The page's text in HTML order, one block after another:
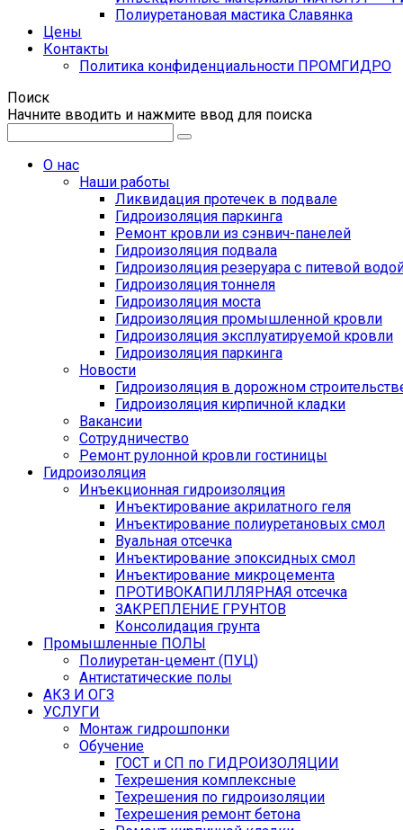
Полиуретановая мастика Славянка
Цены
Контакты
Политика конфиденциальности ПРОМГИДРО
Поиск
Начните вводить и нажмите ввод для поиска
О нас
Наши работы
Ликвидация протечек в подвале
Гидроизоляция паркинга
Ремонт кровли из сэнвич-панелей
Гидроизоляция подвала
Гидроизоляция резеруара с питевой
Гидроизоляция тоннеля
Гидроизоляция моста
Гидроизоляция промышленной кровли
Гидроизоляция эксплуатируемой кровли
Гидроизоляция паркинга
Новости
Гидроизоляция в дорожном
Гидроизоляция кирпичной кладки
Вакансии
Сотрудничество
Ремонт рулонной кровли гостиницы
Гидроизоляция
Инъекционная гидроизоляция
Инъектирование акрилатного геля
Инъектирование полиуретановых смол
Вуальная отсечка
Инъектирование эпоксидных смол
Инъектирование микроцемента
ПРОТИВОКАПИЛЛЯРНАЯ отсечка
ЗАКРЕПЛЕНИЕ ГРУНТОВ
Консолидация грунта
Промышленные ПОЛЫ
Полиуретан-цемент (ПУЦ)
Антистатические полы
АКЗ И ОГЗ
УСЛУГИ
Монтаж гидрошпонки
Обучение
ГОСТ и СП по ГИДРОИЗОЛЯЦИИ
Техрешения комплексные
Техрешения по гидроизоляции
Техрешения ремонт бетона